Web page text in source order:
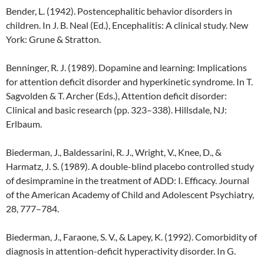
Bender, L. (1942). Postencephalitic behavior disorders in
children. In J. B. Neal (Ed.), Encephalitis: A clinical study. New
York: Grune & Stratton.
Benninger, R. J. (1989). Dopamine and learning: Implications
for attention deficit disorder and hyperkinetic syndrome. In T.
Sagvolden & T. Archer (Eds.), Attention deficit disorder:
Clinical and basic research (pp. 323–338). Hillsdale, NJ:
Erlbaum.
Biederman, J., Baldessarini, R. J., Wright, V., Knee, D., &
Harmatz, J. S. (1989). A double-blind placebo controlled study
of desimpramine in the treatment of ADD: I. Efficacy. Journal
of the American Academy of Child and Adolescent Psychiatry,
28, 777–784.
Biederman, J., Faraone, S. V., & Lapey, K. (1992). Comorbidity of
diagnosis in attention-deficit hyperactivity disorder. In G.